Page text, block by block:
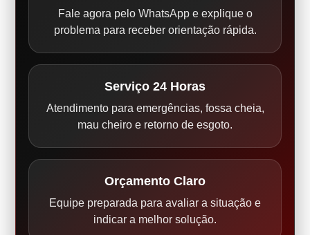
Fale agora pelo WhatsApp e explique o
problema para receber orientação rápida.
Serviço 24 Horas
Atendimento para emergências, fossa cheia,
mau cheiro e retorno de esgoto.
Orçamento Claro
Equipe preparada para avaliar a situação e
indicar a melhor solução.